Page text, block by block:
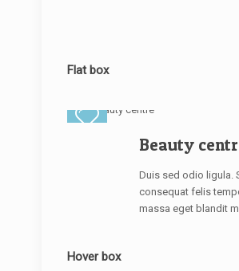
Flat box
Beauty
Duis sed odio ligula.
consequat felis
massa eget blandit
Hover box